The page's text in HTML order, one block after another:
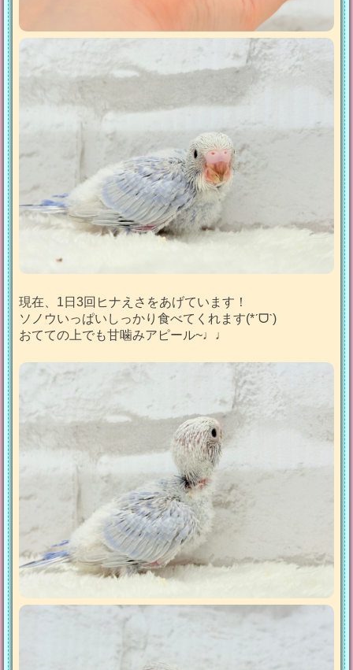
現在、1日3回ヒナえさをあげています！
ソノウいっぱいしっかり食べてくれます(*ˊᗜˋ)
おてての上でも甘噛みアピール~♩♩